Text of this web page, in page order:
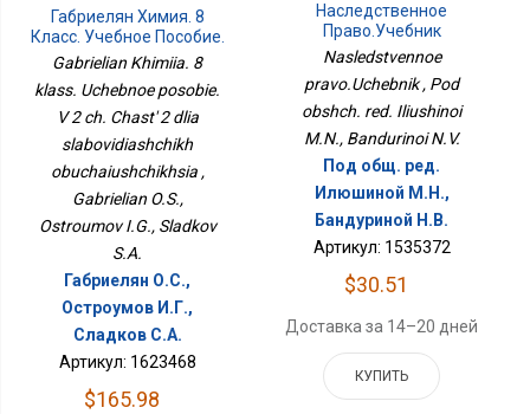
Габриелян Химия. 8
Класс. Учебное Пособие.
В 2 Ч. Часть 2 Для
Обучающихся
Gabrielian Khimiia. 8
klass. Uchebnoe posobie.
V 2 ch. Chast' 2 dlia
slabovidiashchikh
obuchaiushchikhsia ,
Gabrielian O.S.,
Ostroumov I.G., Sladkov
S.A.
Габриелян О.С.,
Остроумов И.Г.,
Сладков С.А.
Артикул: 1623468
$165.98
Наследственное
Право.Учебник
Nasledstvennoe
pravo.Uchebnik , Pod
obshch. red. Iliushinoi
M.N., Bandurinoi N.V.
Под общ. ред.
Илюшиной М.Н.,
Бандуриной Н.В.
Артикул: 1535372
$30.51
Доставка за 14–20 дней
КУПИТЬ